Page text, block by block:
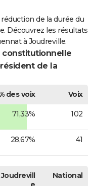
de la durée du
Découvrez les résultats
à Joudreville.
constitutionnelle
de la
des voix
Voix
71,33% 102
28,67% 41
Joudrevill
National